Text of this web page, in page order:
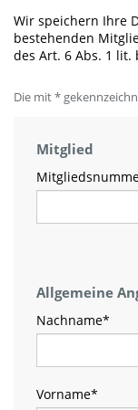
Wir speichern Ihre
bestehenden
des Art. 6 Abs. 1 lit.
Die mit *
Mitglied
Allgemeine
Nachname*
Vorname*